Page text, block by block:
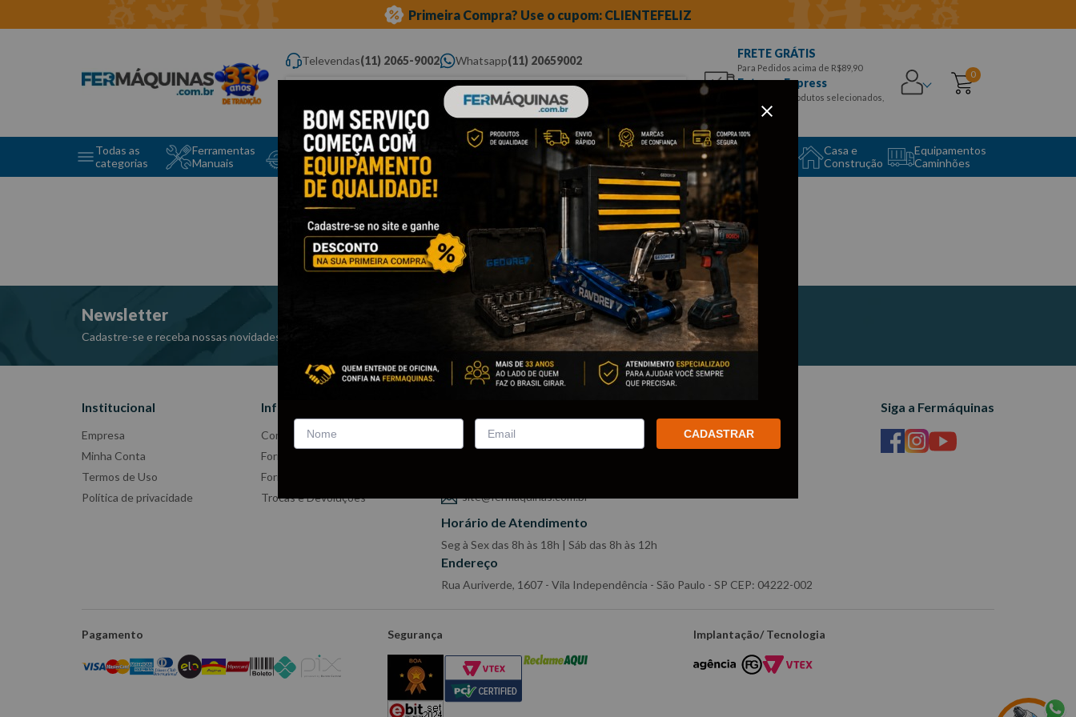
Primeira Compra? Use o cupom: CLIENTEFELIZ
Televendas(11) 2065-9002 Whatsapp(11) 20659002
Digite aqui o que você procura...
FRETE GRÁTIS
Para Pedidos acima de R$89,90
Entrega Express
para CEPS e produtos selecionados,
Aproveite!
0
Todas as
categorias
Ferramentas
Manuais
Ferramentas Elétricas
e Máquinas
Ferramentas
Ferramentas
Automotivas Especiais
Equipamento
Auto Center
Casa e
Construção
Equipamentos
Caminhões
Newsletter
Cadastre-se e receba nossas novidades e promoções em seu e-mail!
Enviar
Institucional
Empresa
Minha Conta
Termos de Uso
Política de privacidade
Informações
Como Comprar
Formas de Pagamento
Formas de Entrega
Trocas e Devoluções
Whatsapp:
site@fermaquinas.com.br
Horário de Atendimento
Seg à Sex das 8h às 18h | Sáb das 8h às 12h
Endereço
Rua Auriverde, 1607 - Vila Independência - São Paulo - SP CEP: 04222-002
Siga a Fermáquinas
Pagamento Segurança Implantação/ Tecnologia
CADASTRAR